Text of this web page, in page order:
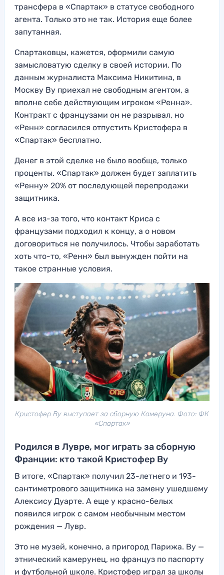
трансфера в «Спартак» в статусе свободного
агента. Только это не так. История еще более
запутанная.
Спартаковцы, кажется, оформили самую
замысловатую сделку в своей истории. По
данным журналиста Максима Никитина, в
Москву Ву приехал не свободным агентом, а
вполне себе действующим игроком «Ренна».
Контракт с французами он не разрывал, но
«Ренн» согласился отпустить Кристофера в
«Спартак» бесплатно.
Денег в этой сделке не было вообще, только
проценты. «Спартак» должен будет заплатить
«Ренну» 20% от последующей перепродажи
защитника.
А все из-за того, что контакт Криса с
французами подходил к концу, а о новом
договориться не получилось. Чтобы заработать
хоть что-то, «Ренн» был вынужден пойти на
такое странные условия.
Кристофер Ву выступает за сборную Камеруна. Фото: ФК
«Спартак»
Родился в Лувре, мог играть за сборную
Франции: кто такой Кристофер Ву
В итоге, «Спартак» получил 23-летнего и 193-
сантиметрового защитника на замену ушедшему
Алексису Дуарте. А еще у красно-белых
появился игрок с самом необычным местом
рождения — Лувр.
Это не музей, конечно, а пригород Парижа. Ву —
этнический камерунец, но француз по паспорту
и футбольной школе. Кристофер играл за школы